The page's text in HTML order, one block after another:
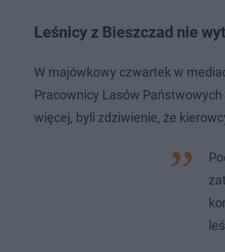
Leśnicy z Bieszczad nie
W majówkowy czwartek w
Pracownicy Lasów
więcej, byli zdziwienie, że